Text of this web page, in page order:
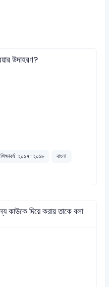
উদাহরণ?
২০১৭-২০১৮
বাংলা
কাউকে দিয়ে করায় তাকে বলা